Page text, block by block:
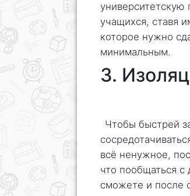
университетскую
учащихся, ставя
которое нужно
минимальным.
3.
Чтобы быстрей
всё ненужное,
что пообщаться с
сможете и после